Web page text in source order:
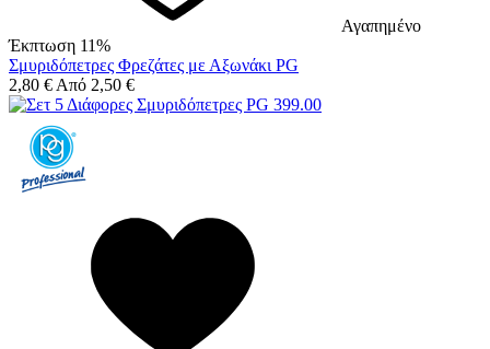
Αγαπημένο
Έκπτωση 11%
Σμυριδόπετρες Φρεζάτες με Αξωνάκι PG
2,80 € Από 2,50 €